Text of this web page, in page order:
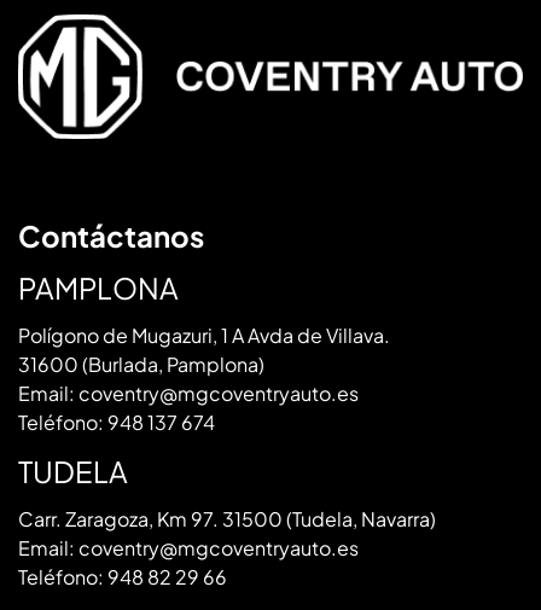
Contáctanos
PAMPLONA
Polígono de Mugazuri, 1 A Avda de Villava.
31600 (Burlada, Pamplona)
Email: coventry@mgcoventryauto.es
Teléfono: 948 137 674
TUDELA
Carr. Zaragoza, Km 97. 31500 (Tudela, Navarra)
Email: coventry@mgcoventryauto.es
Teléfono: 948 82 29 66